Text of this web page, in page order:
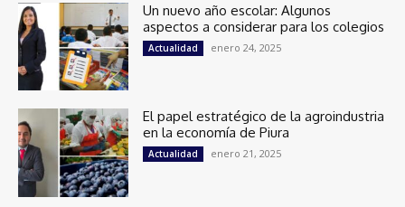
Un nuevo año escolar: Algunos
aspectos a considerar para los colegios
Actualidad enero 24, 2025
El papel estratégico de la agroindustria
en la economía de Piura
Actualidad enero 21, 2025